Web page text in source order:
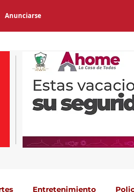
Anunciarse
Entretenimiento